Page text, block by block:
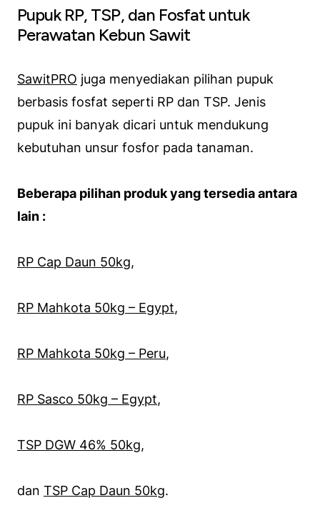
Pupuk RP, TSP, dan Fosfat untuk
Perawatan Kebun Sawit
SawitPRO juga menyediakan pilihan pupuk
berbasis fosfat seperti RP dan TSP. Jenis
pupuk ini banyak dicari untuk mendukung
kebutuhan unsur fosfor pada tanaman.
Beberapa pilihan produk yang tersedia antara
lain :
RP Cap Daun 50kg,
RP Mahkota 50kg – Egypt,
RP Mahkota 50kg – Peru,
RP Sasco 50kg – Egypt,
TSP DGW 46% 50kg,
dan TSP Cap Daun 50kg.